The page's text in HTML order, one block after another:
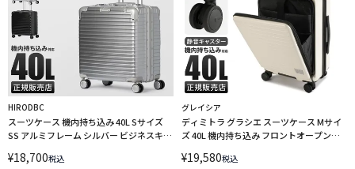
HIRODBC
スーツケース 機内持ち込み 40L Sサイズ
SS アルミフレーム シルバー ビジネスキャ
dya8305-17 キャリーケース
¥18,700税込
グレイシア
ディミトラ グラシエ スーツケース Mサイ
ズ 40L 機内持ち込み フロントオープン
¥19,580税込